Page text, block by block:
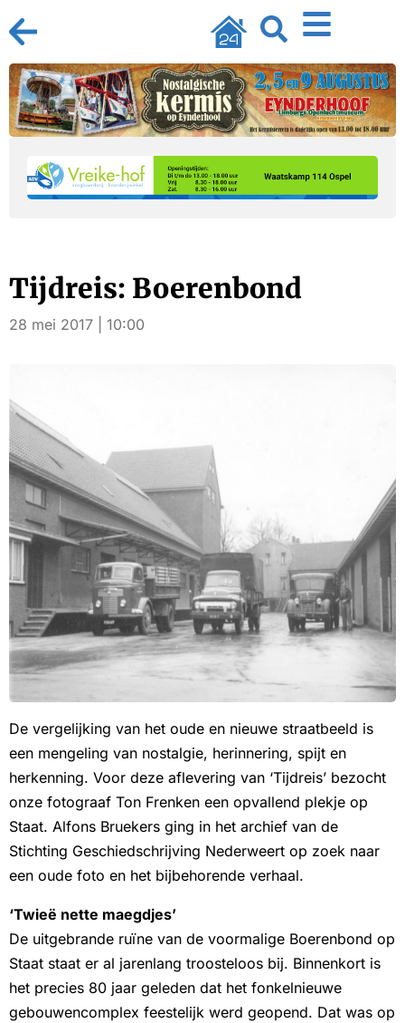
Tijdreis: Boerenbond
28 mei 2017 | 10:00
De vergelijking van het oude en nieuwe straatbeeld is
een mengeling van nostalgie, herinnering, spijt en
herkenning. Voor deze aflevering van ‘Tijdreis’ bezocht
onze fotograaf Ton Frenken een opvallend plekje op
Staat. Alfons Bruekers ging in het archief van de
Stichting Geschiedschrijving Nederweert op zoek naar
een oude foto en het bijbehorende verhaal.
‘Twieë nette maegdjes’
De uitgebrande ruïne van de voormalige Boerenbond op
Staat staat er al jarenlang troosteloos bij. Binnenkort is
het precies 80 jaar geleden dat het fonkelnieuwe
gebouwencomplex feestelijk werd geopend. Dat was op